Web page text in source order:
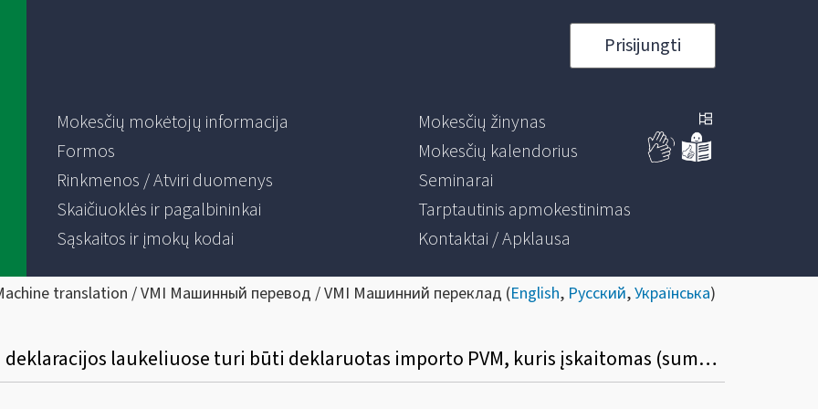
Prisijungti
Mokesčių mokėtojų informacija
Formos
Rinkmenos / Atviri duomenys
Skaičiuoklės ir pagalbininkai
Sąskaitos ir įmokų kodai
Mokesčių žinynas
Mokesčių kalendorius
Seminarai
Tarptautinis apmokestinimas
Kontaktai / Apklausa
translation / VMI Машинный перевод / VMI Машинний переклад (English, Русский,Українська)
Kuriuose mokestinio laikotarpio PVM deklaracijos laukeliuose turi būti deklaruotas importo PVM, kuris įskaitomas (sumokamas) VMI?